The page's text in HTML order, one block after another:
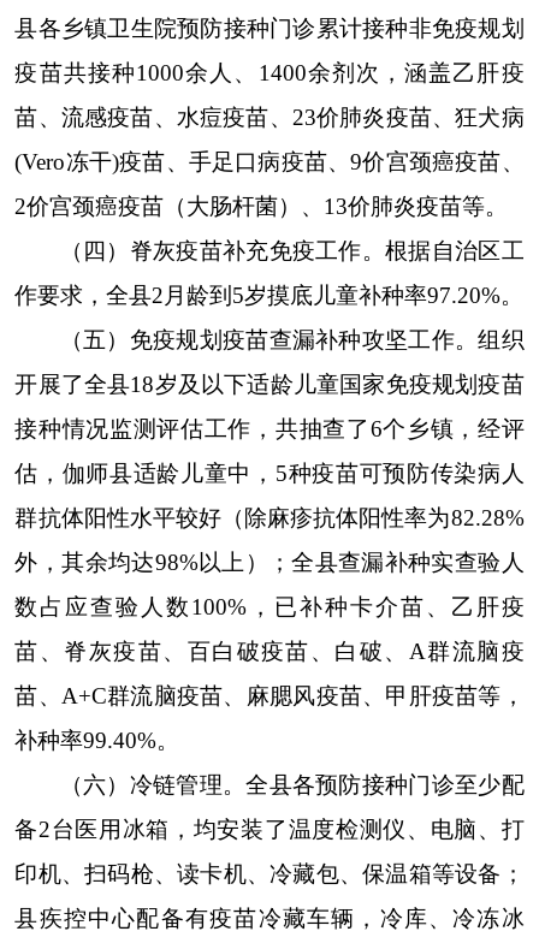
县各乡镇卫生院预防接种门诊累计接种非免疫规划
疫苗共接种1000余人、1400余剂次，涵盖乙肝疫
苗、流感疫苗、水痘疫苗、23价肺炎疫苗、狂犬病
(Vero冻干)疫苗、手足口病疫苗、9价宫颈癌疫苗、
2价宫颈癌疫苗（大肠杆菌）、13价肺炎疫苗等。
（四）脊灰疫苗补充免疫工作。根据自治区工
作要求，全县2月龄到5岁摸底儿童补种率97.20%。
（五）免疫规划疫苗查漏补种攻坚工作。组织
开展了全县18岁及以下适龄儿童国家免疫规划疫苗
接种情况监测评估工作，共抽查了6个乡镇，经评
估，伽师县适龄儿童中，5种疫苗可预防传染病人
群抗体阳性水平较好（除麻疹抗体阳性率为82.28%
外，其余均达98%以上）； 全县查漏补种实查验人
数占 应查验人数100%，已补种卡介苗、乙肝疫
苗、脊灰疫苗、百白破疫苗、白破、A群流脑疫
苗、A+C群流脑疫苗、麻腮风疫苗、甲肝疫苗等，
补种率99.40%。
（六）冷链管理。全县各预防接种门诊至少配
备2台医用冰箱，均安装了温度检测仪、电脑、打
印机、扫码枪、读卡机、冷藏包、保温箱等设备；
县疾控中心配备有疫苗冷藏车辆，冷库、冷冻冰